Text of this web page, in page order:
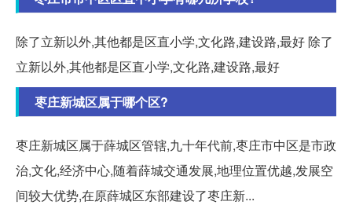
除了立新以外,其他都是区直小学,文化路,建设路,最好 除了
立新以外,其他都是区直小学,文化路,建设路,最好
枣庄新城区属于哪个区?
枣庄新城区属于薛城区管辖,九十年代前,枣庄市中区是市政
治,文化,经济中心,随着薛城交通发展,地理位置优越,发展空
间较大优势,在原薛城区东部建设了枣庄新...